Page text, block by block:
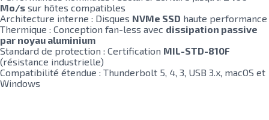
Mo/s sur hôtes compatibles
Architecture interne : Disques NVMe SSD haute performance
Thermique : Conception fan-less avec dissipation passive
par noyau aluminium
Standard de protection : Certification MIL-STD-810F
(résistance industrielle)
Compatibilité étendue : Thunderbolt 5, 4, 3, USB 3.x, macOS et
Windows